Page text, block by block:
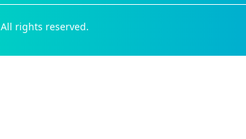
All rights reserved.